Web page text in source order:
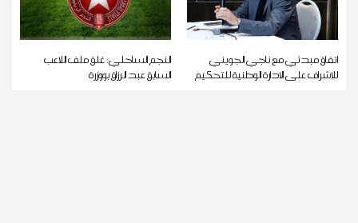
اتفاق مبدئي مع ناجي الجويني
للإشراف على الادارة الوطنية للتحكيم
النجم الساحلي: غلق ملف اللاعب
السابق عبد الرزاق بووزرة